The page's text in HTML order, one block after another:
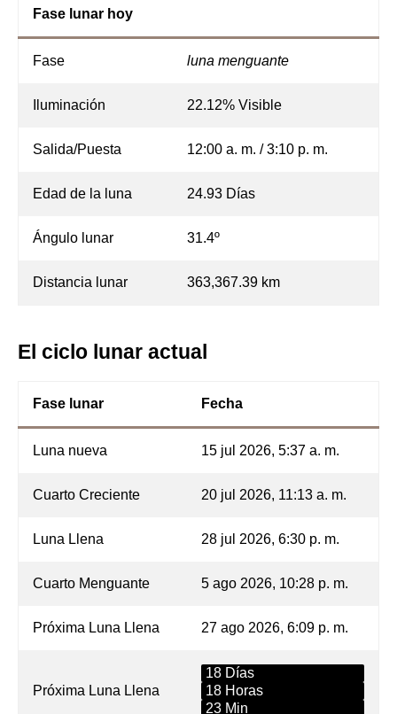
Fase lunar hoy
Fase luna menguante
Iluminación 22.12% Visible
Salida/Puesta 12:00 a. m. / 3:10 p. m.
Edad de la luna 24.93 Días
Ángulo lunar 31.4º
Distancia lunar 363,367.39 km
El ciclo lunar actual
Fase lunar Fecha
Luna nueva 15 jul 2026, 5:37 a. m.
Cuarto Creciente 20 jul 2026, 11:13 a. m.
Luna Llena 28 jul 2026, 6:30 p. m.
Cuarto Menguante 5 ago 2026, 10:28 p. m.
Próxima Luna Llena 27 ago 2026, 6:09 p. m.
Próxima Luna Llena
18 Días
18 Horas
23 Min